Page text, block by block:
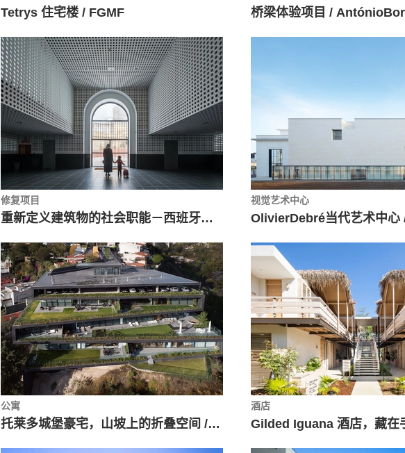
Tetrys 住宅楼 / FGMF
修复项目
重新定义建筑物的社会职能－西班牙小城中央市场改造 / Ángel Verdasco Arquitectos
视觉艺术中心
公寓
托莱多城堡豪宅，山坡上的折叠空间 / Sordo Madaleno Arquitectos
酒店